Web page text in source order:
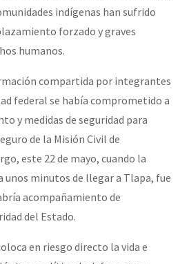
indígenas han sufrido
forzado y graves
humanos.
compartida por integrantes
federal se había comprometido a
y medidas de seguridad para
de la Misión Civil de
este 22 de mayo, cuando la
unos minutos de llegar a Tlapa, fue
acompañamiento de
del Estado.
en riesgo directo la vida e